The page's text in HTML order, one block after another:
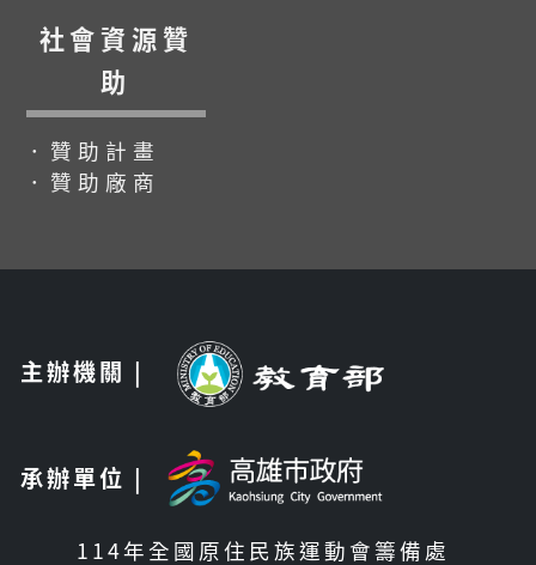
社會資源贊
助
．贊助計畫
．贊助廠商
主辦機關 |
承辦單位 |
114年全國原住民族運動會籌備處